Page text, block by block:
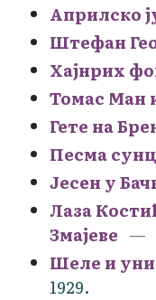
Априлско
Штефан
Хајнрих
Томас Ман
Гете на
Песма
Јесен у
Лаза
Змајеве
Шеле и
1929.